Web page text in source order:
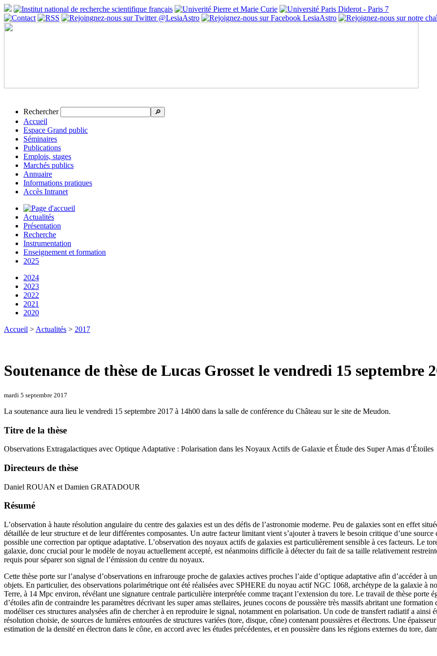
Rechercher 🔎
Accueil
Espace Grand public
Séminaires
Publications
Emplois, stages
Marchés publics
Annuaire
Informations pratiques
Accès Intranet
Actualités
Présentation
Recherche
Instrumentation
Enseignement et formation
2025
2024
2023
2022
2021
2020
Accueil > Actualités > 2017
Soutenance de thèse de Lucas Grosset le vendredi 15 septembre
mardi 5 septembre 2017
La soutenance aura lieu le vendredi 15 septembre 2017 à 14h00 dans la salle de conférence du Château sur le site de Meudon.
Titre de la thèse
Observations Extragalactiques avec Optique Adaptative : Polarisation dans les Noyaux Actifs de Galaxie et Étude des Super Amas d’Étoiles
Directeurs de thèse
Daniel ROUAN et Damien GRATADOUR
Résumé
L’observation à haute résolution angulaire du centre des galaxies est un des défis de l’astronomie moderne. Peu de galaxies sont en effet
détaillée de leur structure et de leur différentes composantes. Un autre facteur limitant vient s’ajouter à travers le besoin critique d’une
possible une correction par optique adaptative. L’observation des noyaux actifs de galaxies est particulièrement sensible à ces facteurs. Le
galaxie, donc crucial pour le modèle de noyau actuellement accepté, est néanmoins difficile à détecter du fait de sa taille relativement
requis pour séparer son signal de l’émission du centre du noyaux.
Cette thèse porte sur l’analyse d’observations en infrarouge proche de galaxies actives proches l’aide d’optique adaptative afin d’accéder à
objets. En particulier, des observations polarimétrique ont été réalisées avec SPHERE du noyau actif NGC 1068, archétype de la galaxie à
Terre, à 14 Mpc environ, révélant une signature centrale particulière interprétée comme traçant l’extension du tore. Le travail de thèse porte
d’étoiles afin de contraindre les paramètres décrivant les super amas stellaires, jeunes cocons de poussière très massifs abritant une
modéliser ces structures analysées afin de chercher à en reproduire le signal, notamment en polarisation. Un code de transfert radiatif a ainsi
résolution choisie, de sources de lumières entourées de structures variées (tore, disque, cône) contenant poussières et électrons. Une
estimation de la densité en électron dans le cône, en accord avec les études précédentes, et en poussière dans les régions externes du tore,